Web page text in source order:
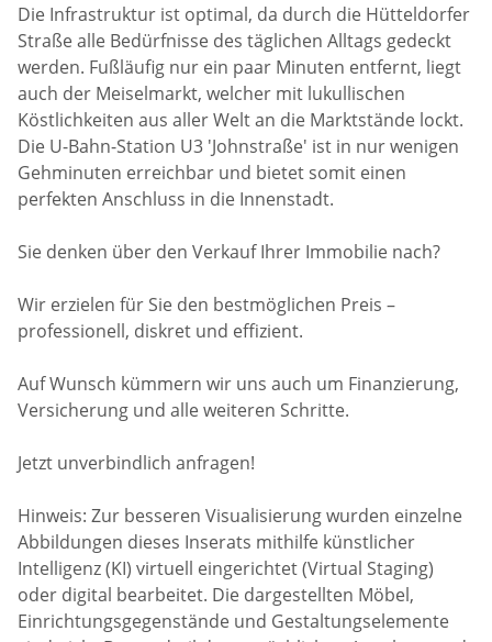
Die Infrastruktur ist optimal, da durch die Hütteldorfer
Straße alle Bedürfnisse des täglichen Alltags gedeckt
werden. Fußläufig nur ein paar Minuten entfernt, liegt
auch der Meiselmarkt, welcher mit lukullischen
Köstlichkeiten aus aller Welt an die Marktstände lockt.
Die U-Bahn-Station U3 'Johnstraße' ist in nur wenigen
Gehminuten erreichbar und bietet somit einen
perfekten Anschluss in die Innenstadt.
Sie denken über den Verkauf Ihrer Immobilie nach?
Wir erzielen für Sie den bestmöglichen Preis –
professionell, diskret und effizient.
Auf Wunsch kümmern wir uns auch um Finanzierung,
Versicherung und alle weiteren Schritte.
Jetzt unverbindlich anfragen!
Hinweis: Zur besseren Visualisierung wurden einzelne
Abbildungen dieses Inserats mithilfe künstlicher
Intelligenz (KI) virtuell eingerichtet (Virtual Staging)
oder digital bearbeitet. Die dargestellten Möbel,
Einrichtungsgegenstände und Gestaltungselemente